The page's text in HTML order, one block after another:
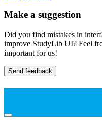
Make a suggestion
Did you find mistakes in
improve StudyLib UI? Feel
important for us!
Send feedback